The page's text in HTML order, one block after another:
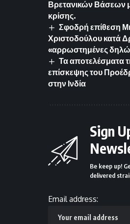
Βρετανικών Βάσεων
κρίσης.
Σφοδρή επίθεση
Χριστοδούλου κατά
«αρρωστημένες
Τα αποτελέσματα
επίσκεψης του
στην Ινδία
Sign
Be keep up!
delivered
Email address: